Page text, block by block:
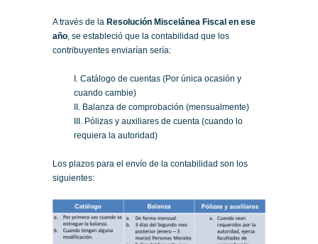
A través de la Resolución Miscelánea Fiscal en ese
año, se estableció que la contabilidad que los
contribuyentes enviarían sería:
I. Catálogo de cuentas (Por única ocasión y
cuando cambie)
II. Balanza de comprobación (mensualmente)
III. Pólizas y auxiliares de cuenta (cuando lo
requiera la autoridad)
Los plazos para el envío de la contabilidad son los
siguientes: